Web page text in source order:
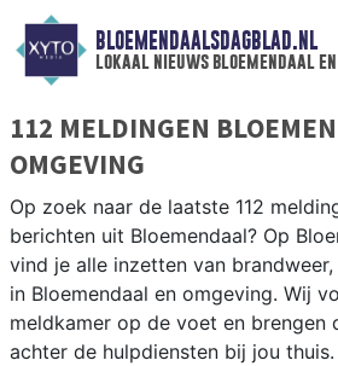
BLOEMENDAALSDAGBLAD.NL
lokaal nieuws bloemendaal en
112 MELDINGEN
OMGEVING
Op zoek naar de laatste 112
berichten uit Bloemendaal? Op
vind je alle inzetten van
in Bloemendaal en omgeving. Wij
meldkamer op de voet en brengen
achter de hulpdiensten bij jou thuis.